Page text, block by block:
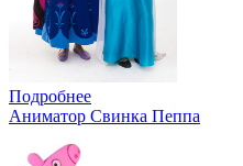
Подробнее
Аниматор Свинка Пеппа